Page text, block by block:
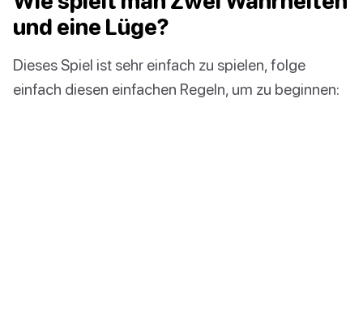
und eine Lüge?
Dieses Spiel ist sehr einfach zu spielen, folge
einfach diesen einfachen Regeln, um zu beginnen: